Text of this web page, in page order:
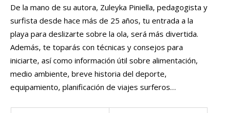
De la mano de su autora, Zuleyka Piniella, pedagogista y
surfista desde hace más de 25 años, tu entrada a la
playa para deslizarte sobre la ola, será más divertida.
Además, te toparás con técnicas y consejos para
iniciarte, así como información útil sobre alimentación,
medio ambiente, breve historia del deporte,
equipamiento, planificación de viajes surferos…